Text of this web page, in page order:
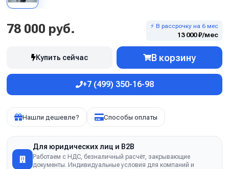
78 000 руб. ⚡ В рассрочку на 6 мес
13 000 ₽/мес
Купить сейчас В корзину
+7 (499) 350-16-98
Нашли дешевле? Способы оплаты
Для юридических лиц и B2B
Работаем с НДС, безналичный расчёт, закрывающие
документы. Индивидуальные условия для компаний и